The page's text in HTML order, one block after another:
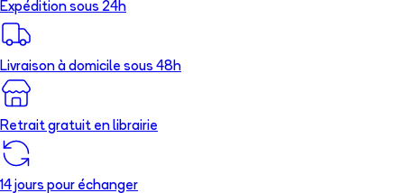
Expédition sous 24h
Livraison à domicile sous 48h
Retrait gratuit en librairie
14 jours pour échanger